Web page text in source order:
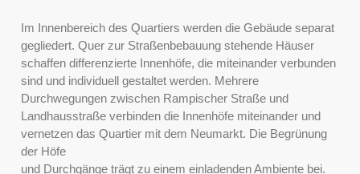
Im Innenbereich des Quartiers werden die Gebäude separat
gegliedert. Quer zur Straßenbebauung stehende Häuser
schaffen differenzierte Innenhöfe, die miteinander verbunden
sind und individuell gestaltet werden. Mehrere
Durchwegungen zwischen Rampischer Straße und
Landhausstraße verbinden die Innenhöfe miteinander und
vernetzen das Quartier mit dem Neumarkt. Die Begrünung
der Höfe
und Durchgänge trägt zu einem einladenden Ambiente bei.